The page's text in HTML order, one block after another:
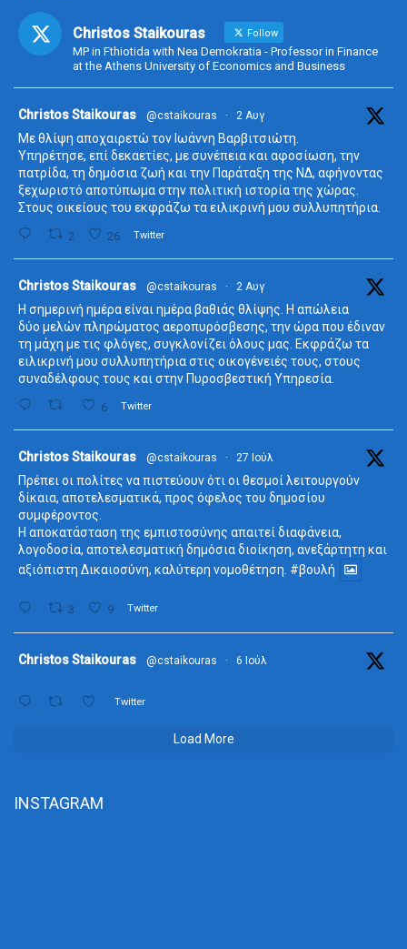
Christos Staikouras Follow
MP in Fthiotida with Nea Demokratia - Professor in Finance
at the Athens University of Economics and Business
Christos Staikouras @cstaikouras · 2 Αυγ
Με θλίψη αποχαιρετώ τον Ιωάννη Βαρβιτσιώτη.
Υπηρέτησε, επί δεκαετίες, με συνέπεια και αφοσίωση, την
πατρίδα, τη δημόσια ζωή και την Παράταξη της ΝΔ, αφήνοντας
ξεχωριστό αποτύπωμα στην πολιτική ιστορία της χώρας.
Στους οικείους του εκφράζω τα ειλικρινή μου συλλυπητήρια.
2 26 Twitter
Christos Staikouras @cstaikouras · 2 Αυγ
Η σημερινή ημέρα είναι ημέρα βαθιάς θλίψης. Η απώλεια
δύο μελών πληρώματος αεροπυρόσβεσης, την ώρα που έδιναν
τη μάχη με τις φλόγες, συγκλονίζει όλους μας. Εκφράζω τα
ειλικρινή μου συλλυπητήρια στις οικογένειές τους, στους
συναδέλφους τους και στην Πυροσβεστική Υπηρεσία.
6 Twitter
Christos Staikouras @cstaikouras · 27 Ιούλ
Πρέπει οι πολίτες να πιστεύουν ότι οι θεσμοί λειτουργούν
δίκαια, αποτελεσματικά, προς όφελος του δημοσίου
συμφέροντος.
Η αποκατάσταση της εμπιστοσύνης απαιτεί διαφάνεια,
λογοδοσία, αποτελεσματική δημόσια διοίκηση, ανεξάρτητη και
αξιόπιστη Δικαιοσύνη, καλύτερη νομοθέτηση. #βουλή
3 9 Twitter
Christos Staikouras @cstaikouras · 6 Ιούλ
Twitter
Load More
INSTAGRAM